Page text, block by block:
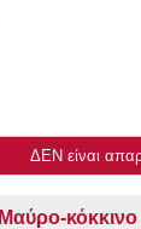
ΔΕΝ είναι
Μαύρο-κόκκινο